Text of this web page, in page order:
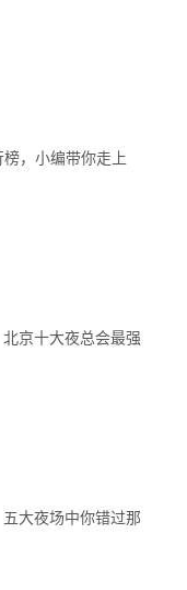
，小编带你走上
京十大夜总会最强
大夜场中你错过那